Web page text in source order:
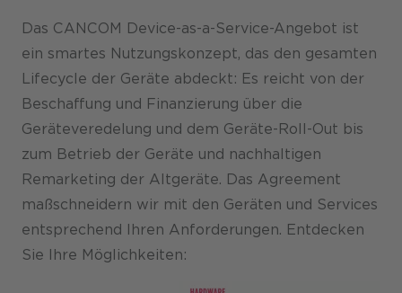
​Das CANCOM Device-as-a-Service-Angebot ist
ein smartes Nutzungskonzept, das den gesamten
Lifecycle der Geräte abdeckt: Es reicht von der
Beschaffung und Finanzierung über die
Geräteveredelung und dem Geräte-Roll-Out bis
zum Betrieb der Geräte und nachhaltigen
Remarketing der Altgeräte. Das Agreement
maßschneidern wir mit den Geräten und Services
entsprechend Ihren Anforderungen. Entdecken
Sie Ihre Möglichkeiten: